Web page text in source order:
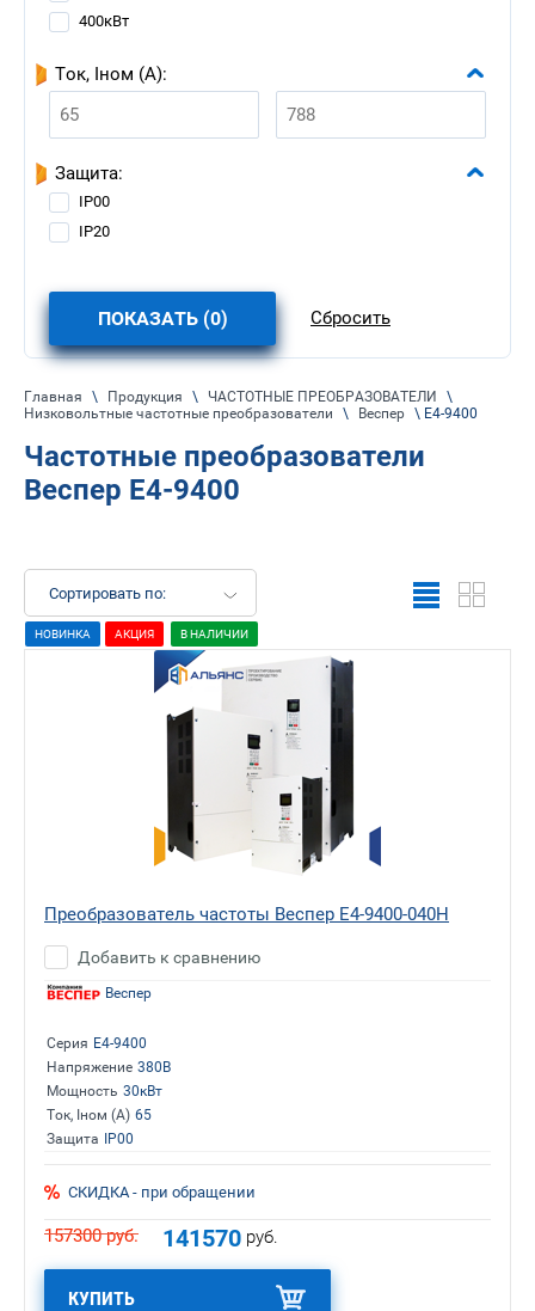
400кВт
Ток, Iном (А):
Защита:
IP00
IP20
ПОКАЗАТЬ (0) Сбросить
Главная \ Продукция \ ЧАСТОТНЫЕ ПРЕОБРАЗОВАТЕЛИ
\
Низковольтные частотные преобразователи
\ Веспер \ E4-9400
Частотные преобразователи
Веспер E4-9400
Сортировать по:
НОВИНКА АКЦИЯ В НАЛИЧИИ
Преобразователь частоты Веспер E4-9400-040H
Добавить к сравнению
Веспер
Серия E4-9400
Напряжение 380В
Мощность 30кВт
Ток, Iном (А) 65
Защита IP00
СКИДКА - при обращении
157300руб. 141570 руб.
КУПИТЬ